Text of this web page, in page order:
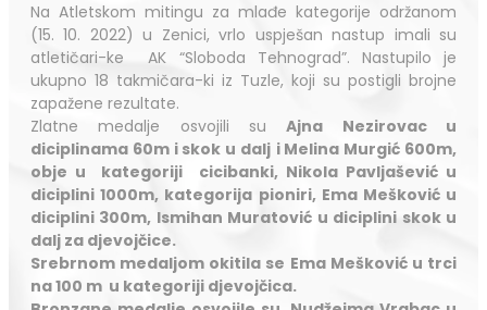
Na Atletskom mitingu za mlađe kategorije održanom
(15. 10. 2022) u Zenici, vrlo uspješan nastup imali su
atletičari-ke AK “Sloboda Tehnograd”. Nastupilo je
ukupno 18 takmičara-ki iz Tuzle, koji su postigli brojne
zapažene rezultate.
Zlatne medalje osvojili suAjna Nezirovac u
diciplinama 60m i skok u dalj i Melina Murgić 600m,
obje u kategoriji cicibanki, Nikola Pavljašević u
diciplini 1000m, kategorija pioniri, Ema Mešković u
diciplini 300m, Ismihan Muratović u diciplini skok u
dalj za djevojčice.
Srebrnom medaljom okitila se Ema Mešković u trci
na 100 m u kategoriji djevojčica.